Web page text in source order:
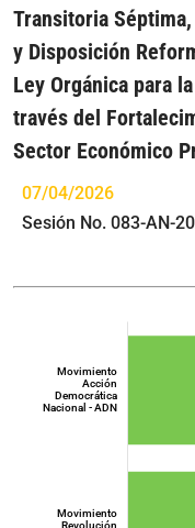
Transitoria
y Disposición
Ley Orgánica para
través del
Sector Económico
07/04/2026
Sesión No. 083-AN-
Movimiento
Revolución
Movimiento
Acción
Democrática
Nacional - ADN